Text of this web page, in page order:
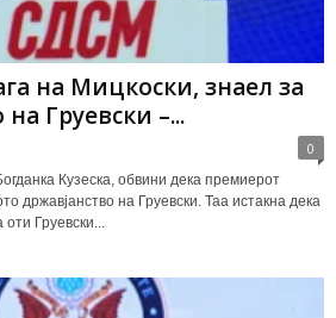
на Мицкоски, знаел за
Груевски –...
0
Кузеска, обвини дека премиерот
државјанство на Груевски. Таа истакна дека
Груевски...